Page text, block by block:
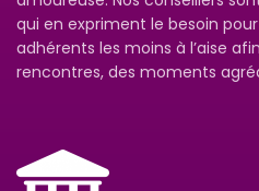
qui en expriment le besoin
adhérents les moins à l’aise
rencontres, des moments